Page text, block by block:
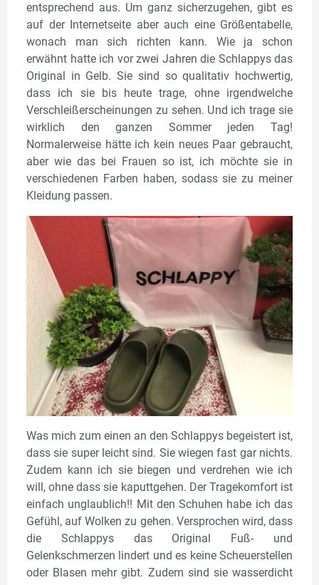
entsprechend aus. Um ganz sicherzugehen, gibt es
auf der Internetseite aber auch eine Größentabelle,
wonach man sich richten kann. Wie ja schon
erwähnt hatte ich vor zwei Jahren die Schlappys das
Original in Gelb. Sie sind so qualitativ hochwertig,
dass ich sie bis heute trage, ohne irgendwelche
Verschleißerscheinungen zu sehen. Und ich trage sie
wirklich den ganzen Sommer jeden Tag!
Normalerweise hätte ich kein neues Paar gebraucht,
aber wie das bei Frauen so ist, ich möchte sie in
verschiedenen Farben haben, sodass sie zu meiner
Kleidung passen.
Was mich zum einen an den Schlappys begeistert ist,
dass sie super leicht sind. Sie wiegen fast gar nichts.
Zudem kann ich sie biegen und verdrehen wie ich
will, ohne dass sie kaputtgehen. Der Tragekomfort ist
einfach unglaublich!! Mit den Schuhen habe ich das
Gefühl, auf Wolken zu gehen. Versprochen wird, dass
die Schlappys das Original Fuß- und
Gelenkschmerzen lindert und es keine Scheuerstellen
oder Blasen mehr gibt. Zudem sind sie wasserdicht